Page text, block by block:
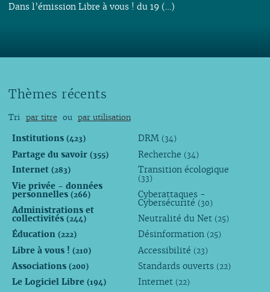
Dans l’émission Libre à vous ! du 19 (…)
Thèmes récents
Tri par titre ou par utilisation
Institutions (423)
Partage du savoir (355)
Internet (283)
Vie privée - données
personnelles (266)
Administrations et
collectivités (244)
Éducation (222)
Libre à vous ! (210)
Associations (200)
Le Logiciel Libre (194)
DRM (34)
Recherche (34)
Transition écologique
(33)
Cyberattaques -
Cybersécurité (30)
Neutralité du Net (25)
Désinformation (25)
Accessibilité (23)
Standards ouverts (22)
Internet (22)